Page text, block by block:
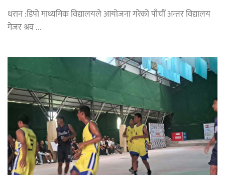
धरान :डिपो माध्यमिक विद्यालयले आयोजना गरेको पाँचौँ अन्तर विद्यालय
मेजर श्रव ...